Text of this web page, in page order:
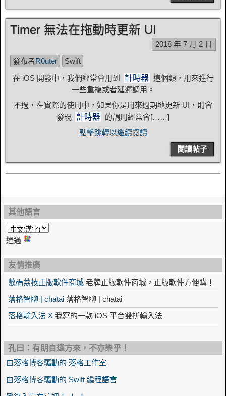
Timer 無法在拖動時更新 UI
2018 年 7 月 2 日
發布者R0uter
Swift
在 iOS 開發中，我們經常會用到
計時器 這個類，用來進行
一些重複或者延遲調用。
不過，在實際的使用中，如果你是用來週期地更新 UI，則會
發現
計時器 的調用經常會[……]
點擊跳轉以繼續閱讀
閱讀帖子
其他語言
通過
友情推廣
數碼荔枝正版軟件商城 老牌正版軟件商城，正版軟件方便購！
落格智聊 | chatai 落格智聊 | chatai
落格輸入法 X 我寫的一款 iOS 平台雙拼輸入法
孔曰：有朋自遠方來，不亦樂乎！
由落格博客驅動的 落格工作室
由落格博客驅動的 Swift 編程語言